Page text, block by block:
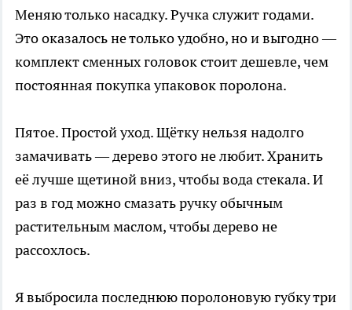
Меняю только насадку. Ручка служит годами.
Это оказалось не только удобно, но и выгодно —
комплект сменных головок стоит дешевле, чем
постоянная покупка упаковок поролона.
Пятое. Простой уход. Щётку нельзя надолго
замачивать — дерево этого не любит. Хранить
её лучше щетиной вниз, чтобы вода стекала. И
раз в год можно смазать ручку обычным
растительным маслом, чтобы дерево не
рассохлось.
Я выбросила последнюю поролоновую губку три